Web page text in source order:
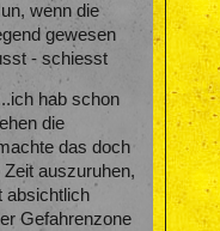
wenn die
gewesen
- schiesst
hab schon
die
das doch
auszuruhen,
absichtlich
Gefahrenzone